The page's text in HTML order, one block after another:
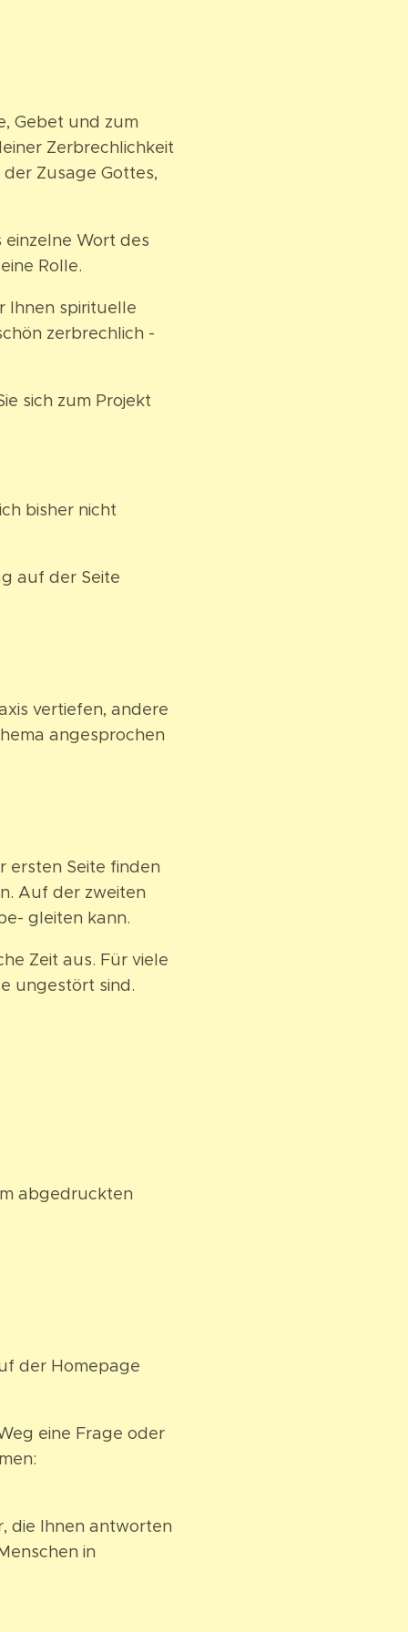
Gebet und zum
Zerbrechlichkeit
Zusage Gottes,
Wort des
Rolle.
Ihnen spirituelle
zerbrechlich -
sich zum Projekt
bisher nicht
auf der Seite
vertiefen, andere
angesprochen
ersten Seite finden
Auf der zweiten
gleiten kann.
Zeit aus. Für viele
ungestört sind.
abgedruckten
der Homepage
eine Frage oder
die Ihnen antworten
in